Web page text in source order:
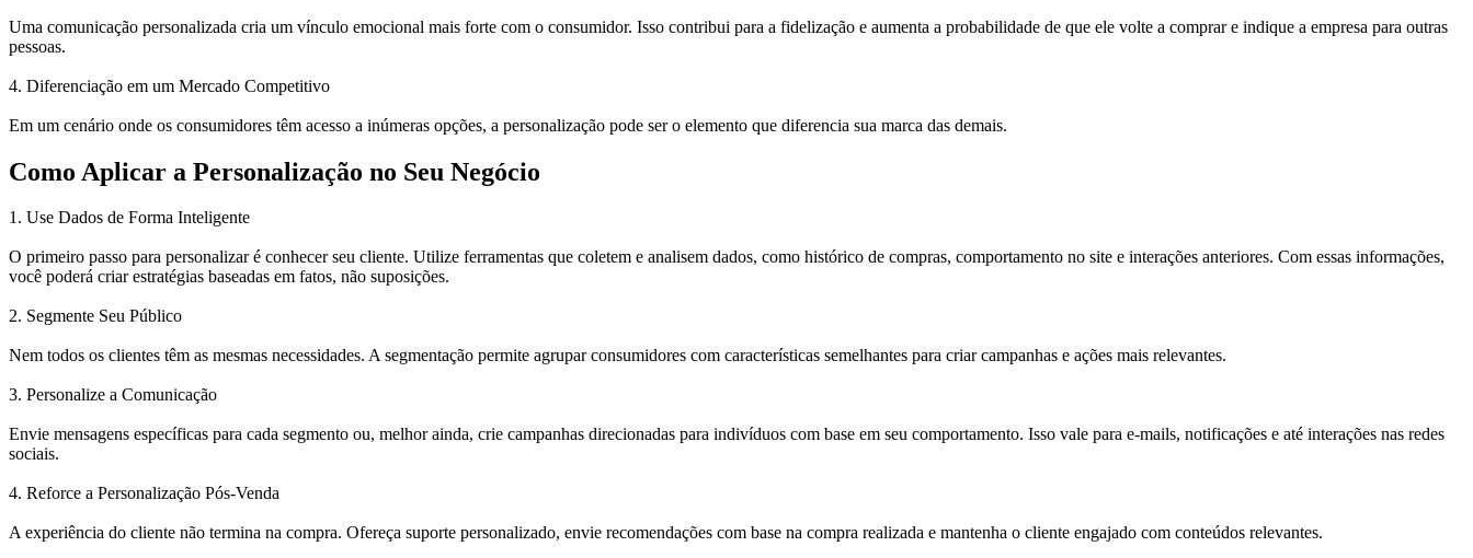
Uma comunicação personalizada cria um vínculo emocional mais forte com o consumidor. Isso contribui para a fidelização e aumenta a probabilidade de que ele volte a comprar e indique a empresa para outras
pessoas.
4. Diferenciação em um Mercado Competitivo
Em um cenário onde os consumidores têm acesso a inúmeras opções, a personalização pode ser o elemento que diferencia sua marca das demais.
Como Aplicar a Personalização no Seu Negócio
1. Use Dados de Forma Inteligente
O primeiro passo para personalizar é conhecer seu cliente. Utilize ferramentas que coletem e analisem dados, como histórico de compras, comportamento no site e interações anteriores. Com essas informações,
você poderá criar estratégias baseadas em fatos, não suposições.
2. Segmente Seu Público
Nem todos os clientes têm as mesmas necessidades. A segmentação permite agrupar consumidores com características semelhantes para criar campanhas e ações mais relevantes.
3. Personalize a Comunicação
Envie mensagens específicas para cada segmento ou, melhor ainda, crie campanhas direcionadas para indivíduos com base em seu comportamento. Isso vale para e-mails, notificações e até interações nas redes
sociais.
4. Reforce a Personalização Pós-Venda
A experiência do cliente não termina na compra. Ofereça suporte personalizado, envie recomendações com base na compra realizada e mantenha o cliente engajado com conteúdos relevantes.